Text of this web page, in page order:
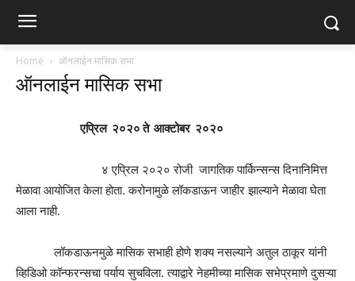
Home ऑनलाईन मासिक सभा
ऑनलाईन मासिक सभा
एप्रिल २०२० ते आक्टोबर २०२०
४ एप्रिल २०२० रोजी जागतिक पार्किन्सन्स दिनानिमित्त
मेळावा आयोजित केला होता. करोनामुळे लॉकडाऊन जाहीर झाल्याने मेळावा घेता
आला नाही.
लॉकडाऊनमुळे मासिक सभाही होणे शक्य नसल्याने अतुल ठाकूर यांनी
व्हिडिओ कॉन्फरन्सचा पर्याय सुचविला. त्याद्वारे नेहमीच्या मासिक सभेप्रमाणे दुसऱ्या